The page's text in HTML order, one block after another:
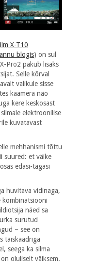
X-T10
blogis) on sul
Pro2 pakub lisaks
Selle kõrval
valikule sisse
kaamera näo
kere keskosast
elektroonilise
kuvatavast
mehhanismi tõttu
suured: et väike
edasi-tagasi
huvitava vidinaga,
kombinatsiooni
näed sa
surutud
– see on
täiskaadriga
seega ka silma
oluliselt väiksem.